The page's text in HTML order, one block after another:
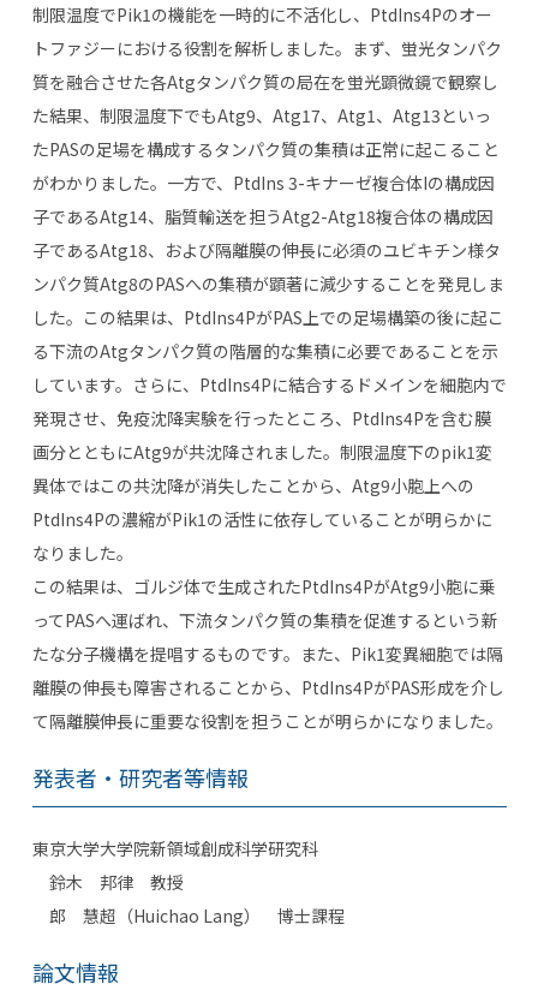
制限温度でPik1 の機能を一時的に不活化し、 PtdIns4Pのオー
トファジーにおける役割を解析しました。まず、蛍光タンパク
質を融合させた各Atgタンパク質の局在を蛍光顕微鏡で観察し
た結果、制限温度下でもAtg9、 Atg17、 Atg1 、 Atg13 といっ
たPASの足場を構成するタンパク質の集積は正常に起こること
がわかりました。一方で、 PtdIns 3-キナーゼ複合体Iの構成因
子であるAtg14、脂質輸送を担うAtg2-Atg18複合体の構成因
子であるAtg18、および隔離膜の伸長に必須のユビキチン様タ
ンパク質Atg8のPASへの集積が顕著に減少することを発見しま
した。この結果は、 PtdIns4PがPAS 上での足場構築の後に起こ
る下流のAtgタンパク質の階層的な集積に必要であることを示
しています。さらに、 PtdIns4Pに結合するドメインを細胞内で
発現させ、免疫沈降実験を行ったところ、 PtdIns4Pを含む膜
画分とともにAtg9が共沈降されました。制限温度下のpik1変
異体ではこの共沈降が消失したことから、 Atg9小胞上への
PtdIns4Pの濃縮がPik1 の活性に依存していることが明らかに
なりました。
この結果は、ゴルジ体で生成されたPtdIns4PがAtg9小胞に乗
ってPASへ運ばれ、下流タンパク質の集積を促進するという新
たな分子機構を提唱するものです。また、 Pik1変異細胞では隔
離膜の伸長も障害されることから、 PtdIns4PがPAS形成を介し
て隔離膜伸長に重要な役割を担うことが明らかになりました。
発表者・研究者等情報
東京大学大学院新領域創成科学研究科
鈴木 邦律教授
郎 慧超（Huichao Lang） 博士課程
論文情報